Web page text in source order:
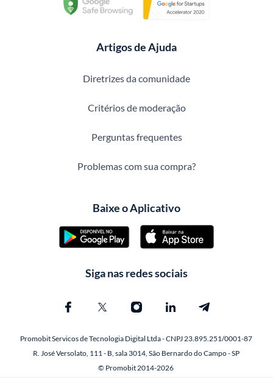
Artigos de Ajuda
Diretrizes da comunidade
Critérios de moderação
Perguntas frequentes
Problemas com sua compra?
Baixe o Aplicativo
Siga nas redes sociais
Promobit Servicos de Tecnologia Digital Ltda - CNPJ 23.895.251/0001-87
R. José Versolato, 111 - B, sala 3014, São Bernardo do Campo - SP
© Promobit 2014-2026